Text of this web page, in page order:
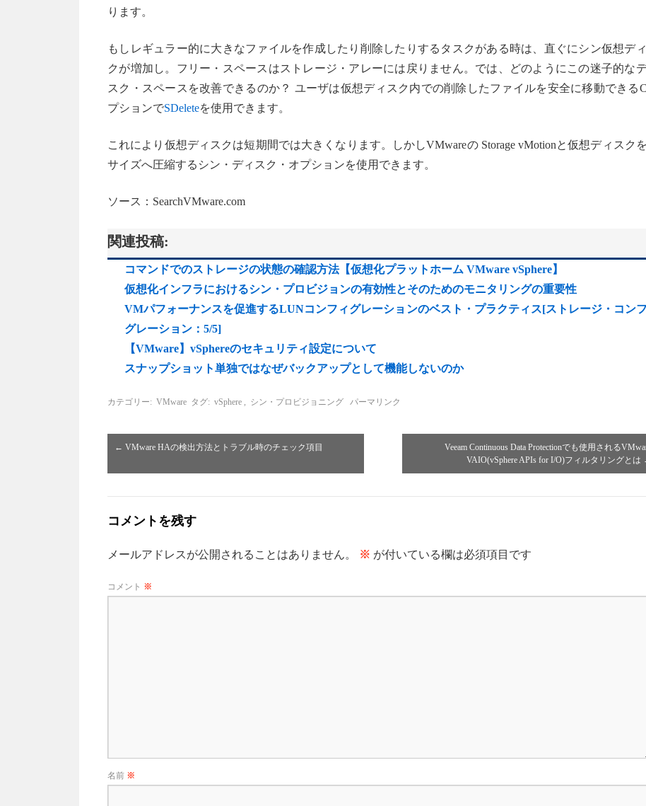
ります。
もしレギュラー的に大きなファイルを作成したり削除したりするタスクがある時は、直ぐにシン仮想デ
クが増加し。フリー・スペースはストレージ・アレーには戻りません。では、どのようにこの迷子的な
スク・スペースを改善できるのか？ ユーザは仮想ディスク内での削除したファイルを安全に移動できる
プションでSDeleteを使用できます。
これにより仮想ディスクは短期間では大きくなります。しかしVMwareの Storage vMotionと仮想ディスク
サイズへ圧縮するシン・ディスク・オプションを使用できます。
ソース：SearchVMware.com
関連投稿:
コマンドでのストレージの状態の確認方法【仮想化プラットホーム VMware vSphere】
仮想化インフラにおけるシン・プロビジョンの有効性とそのためのモニタリングの重要性
VMパフォーナンスを促進するLUNコンフィグレーションのベスト・プラクティス[ストレージ・コン
グレーション：5/5]
【VMware】vSphereのセキュリティ設定について
スナップショット単独ではなぜバックアップとして機能しないのか
カテゴリー: VMware タグ: vSphere , シン・プロビジョニング パーマリンク
← VMware HAの検出方法とトラブル時のチェック項目
Veeam Continuous Data Protectionでも使用される
VAIO(vSphere APIs for I/O)フィルタリングとは
コメントを残す
メールアドレスが公開されることはありません。 ※ が付いている欄は必須項目です
コメント ※
名前 ※